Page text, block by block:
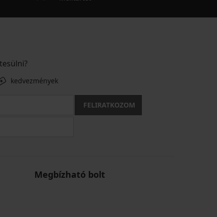
kedvezmények
FELIRATKOZOM
Megbízható bolt